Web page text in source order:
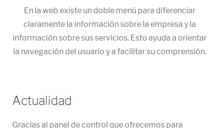
En la web existe un doble menú para diferenciar
claramente la información sobre la empresa y la
información sobre sus servicios. Esto ayuda a orientar
la navegación del usuario y a facilitar su comprensión.
Actualidad
Gracias al panel de control que ofrecemos para